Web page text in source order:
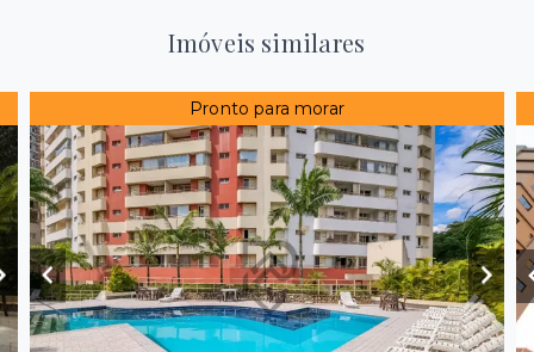
Imóveis similares
Pronto para morar